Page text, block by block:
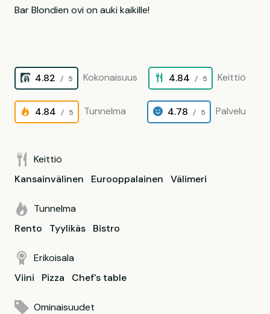
Bar Blondien ovi on auki kaikille!
4.82 / 5 Kokonaisuus 4.84 / 5 Keittiö
4.84 / 5 Tunnelma 4.78 / 5 Palvelu
Keittiö
Kansainvälinen
Eurooppalainen Välimeri
Tunnelma
Rento
Tyylikäs Bistro
Erikoisala
Viini
Pizza Chef's table
Ominaisuudet